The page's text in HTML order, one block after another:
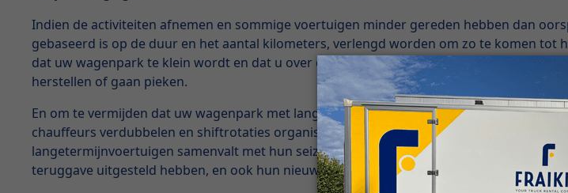
Indien de activiteiten afnemen en sommige voertuigen minder gereden hebben dan
gebaseerd is op de duur en het aantal kilometers, verlengd worden om zo te komen
dat uw wagenpark te klein wordt en dat u over onvoldoende voertuigen zou
herstellen of gaan pieken.
En om te vermijden dat uw wagenpark met langetermijnvoertuigen te groot wordt als
chauffeurs verdubbelen en shiftrotaties organiseren. Sommige bedrijven proberen er
langetermijnvoertuigen samenvalt met hun seizoensgebonden activiteiten. Ze kunnen
teruggave uitgesteld hebben, en ook hun nieuwe voertuigen gebruiken.